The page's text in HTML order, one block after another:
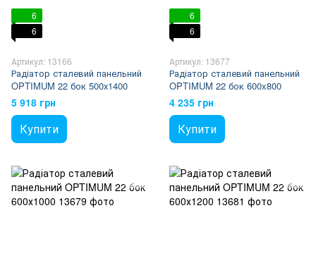
6
6
Артикул: 13166
Радіатор сталевий панельний
OPTIMUM 22 бок 500х1400
5 918 грн
Купити
6
6
Артикул: 13677
Радіатор сталевий панельний
OPTIMUM 22 бок 600x800
4 235 грн
Купити